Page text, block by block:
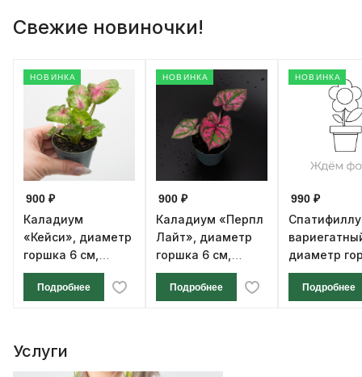
Свежие новиночки!
НОВИНКА
900 ₽
Каладиум
«Кейси», диаметр
горшка 6 см,
высота 12 см
Подробнее
НОВИНКА
900 ₽
Каладиум «Перпл
Лайт», диаметр
горшка 6 см,
высота 12 см
Подробнее
НОВИНКА
990 ₽
диаметр
см, высота
Подробнее
Услуги